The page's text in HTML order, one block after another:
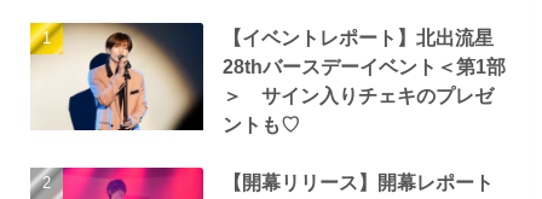
【イベントレポート】北出流星
28thバースデーイベント＜第1部
＞ サイン入りチェキのプレゼ
ントも♡
【開幕リリース】開幕レポート